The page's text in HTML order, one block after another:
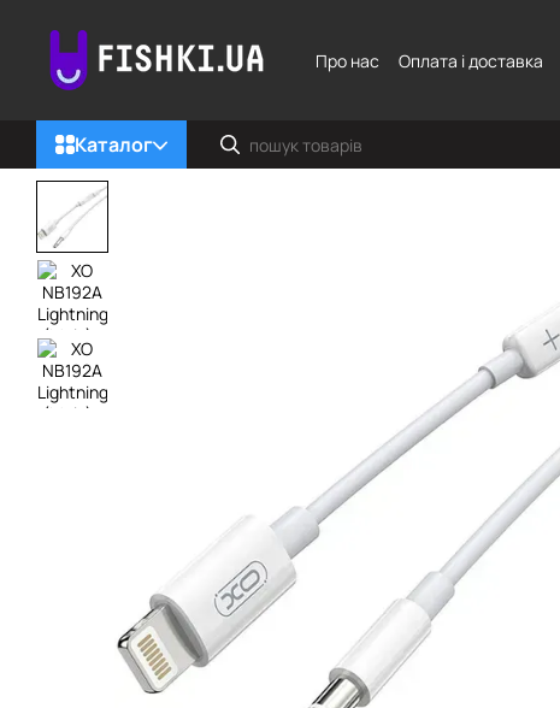
Про нас
Оплата і доставка
Каталог